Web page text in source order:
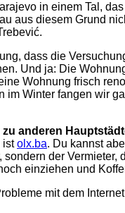
in einem Tal,
aus diesem Grund
dass die
Und ja: Die
Wohnung frisch
im Winter fangen wir
zu anderen
istolx.ba. Du kannst
sondern der
einziehen und
mit dem